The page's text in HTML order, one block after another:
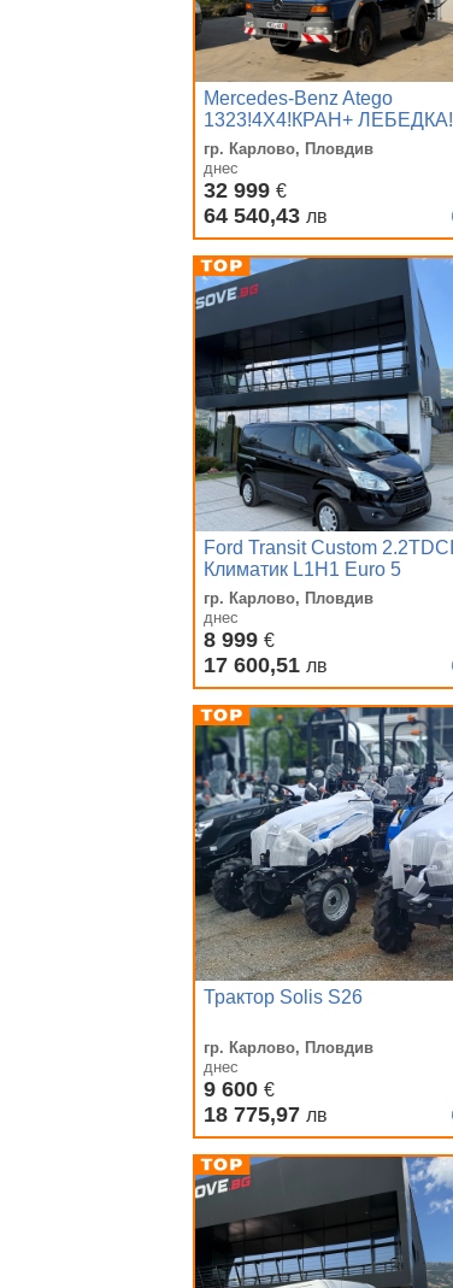
Mercedes-Benz Atego
1323!4X4!КРАН+ ЛЕБЕДКА!
ТОП!
гр. Карлово, Пловдив
днес
32 999 €
64 540,43 лв
Ford Transit Custom 2.2TDCI
Климатик L1H1 Euro 5
гр. Карлово, Пловдив
днес
8 999 €
17 600,51 лв
Трактор Solis S26
гр. Карлово, Пловдив
днес
9 600 €
18 775,97 лв